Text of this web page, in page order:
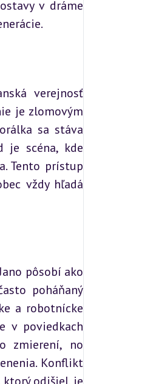
v dráme
verejnosť
je zlomovým
sa stáva
je scéna, kde
Tento prístup
vždy hľadá
pôsobí ako
poháňaný
a robotnícke
v poviedkach
zmierení, no
Konflikt